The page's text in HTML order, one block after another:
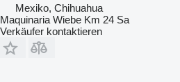
Mexiko, Chihuahua
Maquinaria Wiebe Km 24 Sa
Verkäufer kontaktieren